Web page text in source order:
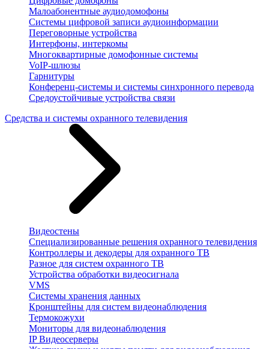
Малоабонентные аудиодомофоны
Системы цифровой записи аудиоинформации
Переговорные устройства
Интерфоны, интеркомы
Многоквартирные домофонные системы
VoIP-шлюзы
Гарнитуры
Конференц-системы и системы синхронного перевода
Средоустойчивые устройства связи
Средства и системы охранного телевидения
Видеостены
Специализированные решения охранного телевидения
Контроллеры и декодеры для охранного ТВ
Разное для систем охранного ТВ
Устройства обработки видеосигнала
VMS
Системы хранения данных
Кронштейны для систем видеонаблюдения
Термокожухи
Мониторы для видеонаблюдения
IP Видеосерверы